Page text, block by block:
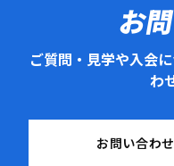
お
ご質問・見学や入会
わ
お問い合わせ